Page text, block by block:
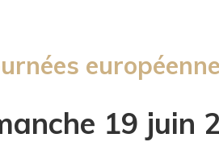
19 juin